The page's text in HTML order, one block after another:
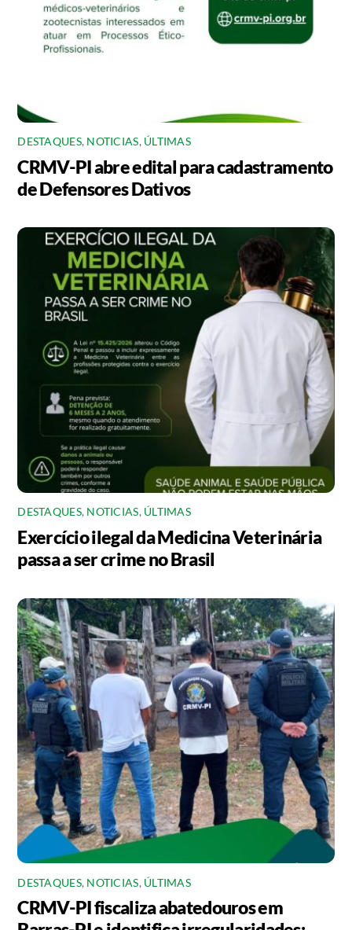
DESTAQUES, NOTICIAS, ÚLTIMAS
CRMV-PI abre edital para cadastramento
de Defensores Dativos
DESTAQUES, NOTICIAS, ÚLTIMAS
Exercício ilegal da Medicina Veterinária
passa a ser crime no Brasil
DESTAQUES, NOTICIAS, ÚLTIMAS
CRMV-PI fiscaliza abatedouros em